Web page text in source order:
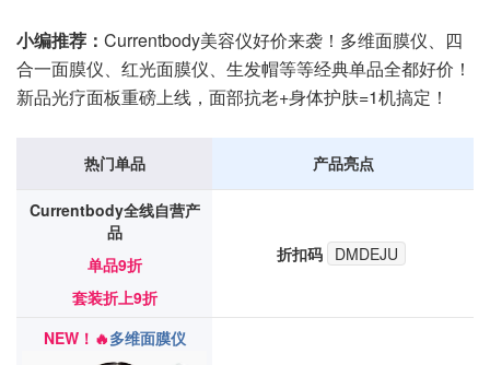
小编推荐： Currentbody美容仪好价来袭！多维面膜仪、四
合一面膜仪、红光面膜仪、生发帽等等经典单品全都好价！
新品光疗面板重磅上线，面部抗老+身体护肤=1机搞定！
热门单品 产品亮点
Currentbody全线自营产
品
单品9折
套装折上9折
折扣码 DMDEJU
NEW！ 🔥多维面膜仪